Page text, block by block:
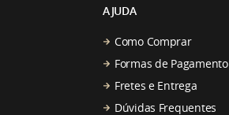
AJUDA
Como Comprar
Formas de Pagamento
Fretes e Entrega
Dúvidas Frequentes